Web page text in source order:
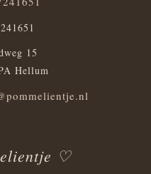
15
Hellum
♡